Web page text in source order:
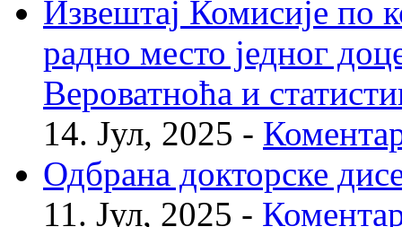
Извештај Комисије по
радно место једног
Вероватноћа и
14. Јул, 2025 -
Одбрана докторске
11. Јул, 2025 -